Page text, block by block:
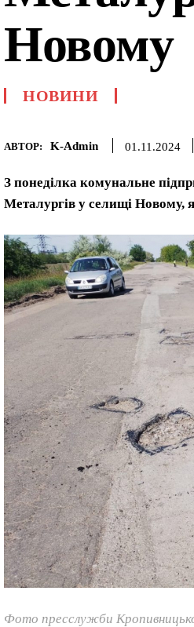
Новому
НОВИНИ
АВТОР: K-Admin 01.11.2024
З понеділка комунальне
Металургів у селищі Новому,
Фото пресслужби